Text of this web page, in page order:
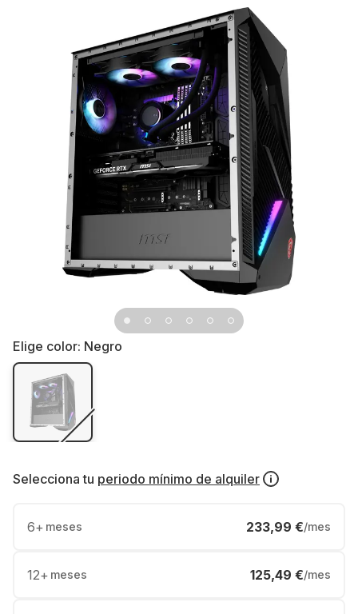
Elige color: Negro
Selecciona tu periodo mínimo de alquiler
6+ meses 233,99 €/mes
12+ meses 125,49 €/mes